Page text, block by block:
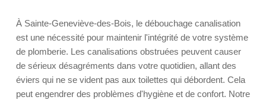
À Sainte-Geneviève-des-Bois, le débouchage canalisation
est une nécessité pour maintenir l'intégrité de votre système
de plomberie. Les canalisations obstruées peuvent causer
de sérieux désagréments dans votre quotidien, allant des
éviers qui ne se vident pas aux toilettes qui débordent. Cela
peut engendrer des problèmes d'hygiène et de confort. Notre